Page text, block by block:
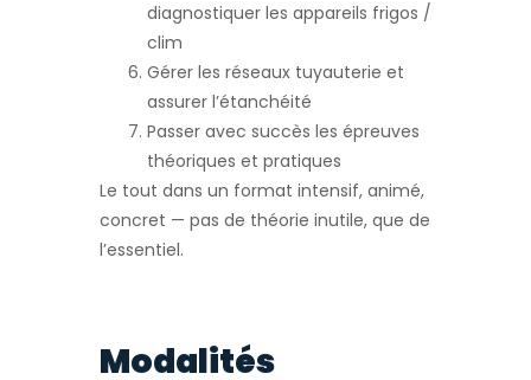
diagnostiquer les appareils frigos /
clim
Gérer les réseaux tuyauterie et
assurer l’étanchéité
Passer avec succès les épreuves
théoriques et pratiques
Le tout dans un format intensif, animé,
concret — pas de théorie inutile, que de
l’essentiel.
Modalités